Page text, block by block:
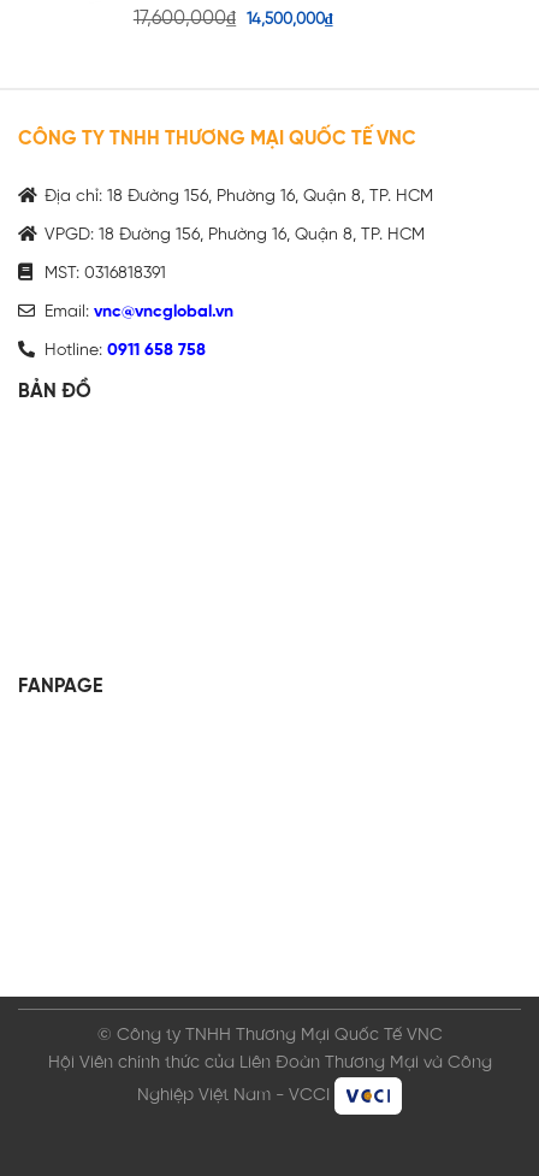
17,600,000₫ 14,500,000₫
CÔNG TY TNHH THƯƠNG MẠI QUỐC TẾ VNC
Địa chỉ: 18 Đường 156, Phường 16, Quận 8, TP. HCM
VPGD: 18 Đường 156, Phường 16, Quận 8, TP. HCM
MST: 0316818391
Email: vnc@vncglobal.vn
Hotline: 0911 658 758
BẢN ĐỒ
FANPAGE
© Công ty TNHH Thương Mại Quốc Tế VNC
Hội Viên chính thức của Liên Đoàn Thương Mại và Công
Nghiệp Việt Nam - VCCI